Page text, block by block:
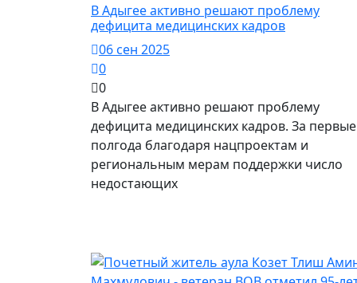
В Адыгее активно решают проблему
дефицита медицинских кадров
06 сен 2025
0
0
В Адыгее активно решают проблему
дефицита медицинских кадров. За первые
полгода благодаря нацпроектам и
региональным мерам поддержки число
недостающих